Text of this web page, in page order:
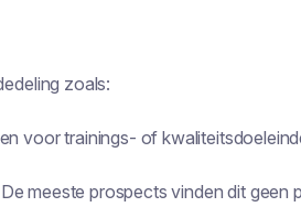
zoals:
voor trainings- of
meeste prospects vinden dit geen